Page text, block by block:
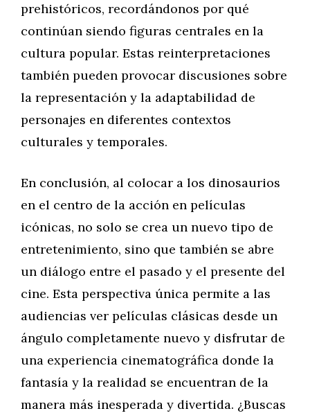
prehistóricos, recordándonos por qué
continúan siendo figuras centrales en la
cultura popular. Estas reinterpretaciones
también pueden provocar discusiones sobre
la representación y la adaptabilidad de
personajes en diferentes contextos
culturales y temporales.
En conclusión, al colocar a los dinosaurios
en el centro de la acción en películas
icónicas, no solo se crea un nuevo tipo de
entretenimiento, sino que también se abre
un diálogo entre el pasado y el presente del
cine. Esta perspectiva única permite a las
audiencias ver películas clásicas desde un
ángulo completamente nuevo y disfrutar de
una experiencia cinematográfica donde la
fantasía y la realidad se encuentran de la
manera más inesperada y divertida. ¿Buscas